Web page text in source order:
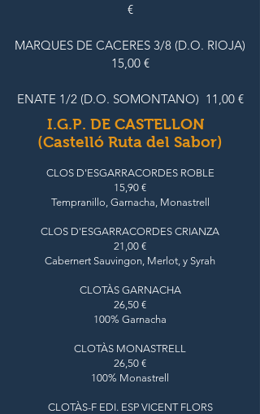
€
MARQUES DE CACERES 3/8 (D.O. RIOJA)
15,00 €
ENATE 1/2 (D.O. SOMONTANO) 11,00 €
I.G.P. DE CASTELLON
(Castelló Ruta del Sabor)
CLOS D'ESGARRACORDES ROBLE
15,90 €
Tempranillo, Garnacha, Monastrell
CLOS D'ESGARRACORDES CRIANZA
21,00 €
Cabernert Sauvingon, Merlot, y Syrah
CLOTÀS GARNACHA
26,50 €
100% Garnacha
CLOTÀS MONASTRELL
26,50 €
100% Monastrell
CLOTÀS-F EDI. ESP VICENT FLORS